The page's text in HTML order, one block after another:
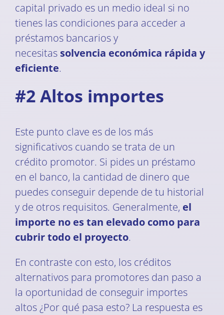
capital privado es un medio ideal si no
tienes las condiciones para acceder a
préstamos bancarios y
necesitas solvencia económica rápida y
eficiente.
#2 Altos importes
Este punto clave es de los más
significativos cuando se trata de un
crédito promotor. Si pides un préstamo
en el banco, la cantidad de dinero que
puedes conseguir depende de tu historial
y de otros requisitos. Generalmente, el
importe no es tan elevado como para
cubrir todo el proyecto.
En contraste con esto, los créditos
alternativos para promotores dan paso a
la oportunidad de conseguir importes
altos ¿Por qué pasa esto? La respuesta es